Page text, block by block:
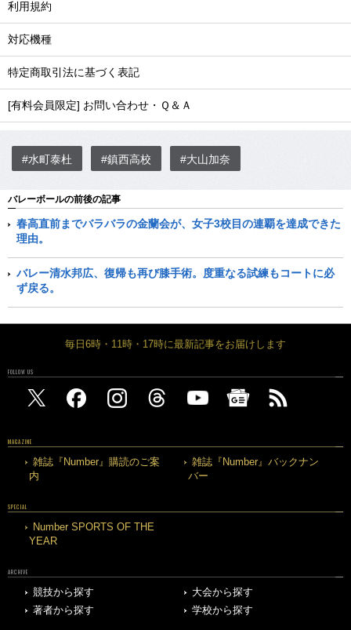
利用規約
対応機種
特定商取引法に基づく表記
[有料会員限定] お問い合わせ・Ｑ＆Ａ
#水町泰杜 #鎮西高校 #大山加奈
バレーボールの前後の記事
春高直前までバラバラの金蘭会が、女子3校目の連覇を達成できた
理由。
バレー清水邦広、復帰も再び膝手術。度重なる試練もコートに必
ず戻る。
毎日6時・11時・17時に最新記事をお届けします
FOLLOW US
MAGAZINE
雑誌『Number』購読のご案
内
雑誌『Number』バックナン
バー
SPECIAL
Number SPORTS OF THE
YEAR
ARCHIVE
競技から探す
大会から探す
著者から探す
学校から探す